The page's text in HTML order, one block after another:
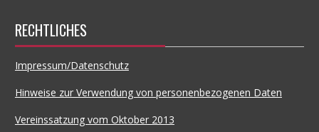
RECHTLICHES
Impressum/Datenschutz
Hinweise zur Verwendung von personenbezogenen Daten
Vereinssatzung vom Oktober 2013